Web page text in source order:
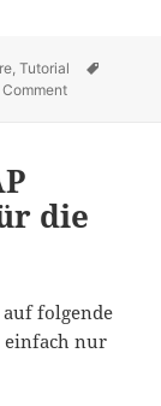
,Tutorial
Comment
die
folgende
einfach nur